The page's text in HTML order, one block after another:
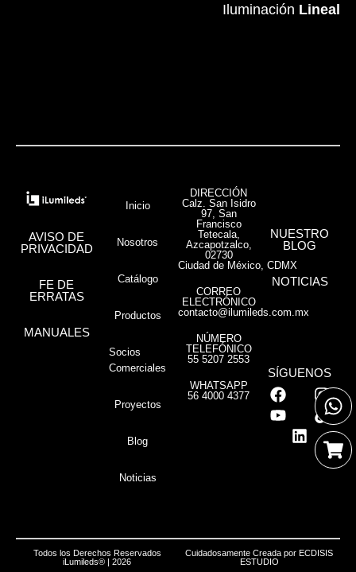
Iluminación Lineal
Iluminación Lineal
AVISO DE
PRIVACIDAD
FE DE
ERRATAS
MANUALES
Inicio
Nosotros
Catálogo
Productos
Socios
Comerciales
Proyectos
Blog
Noticias
DIRECCIÓN
Calz. San Isidro
97, San
Francisco
Tetecala,
Azcapotzalco,
02730
Ciudad de México, CDMX
CORREO
ELECTRÓNICO
contacto@ilumileds.com.mx
NÚMERO
TELEFÓNICO
55 5207 2553
WHATSAPP
56 4000 4377
NUESTRO
BLOG
NOTICIAS
SÍGUENOS
Todos los Derechos Reservados
iLumileds® | 2026
Cuidadosamente Creada por ECDISIS
ESTUDIO